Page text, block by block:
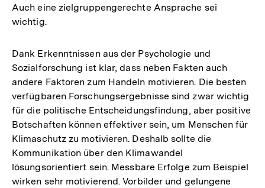
Auch eine zielgruppengerechte Ansprache sei
wichtig.
Dank Erkenntnissen aus der Psychologie und
Sozialforschung ist klar, dass neben Fakten auch
andere Faktoren zum Handeln motivieren. Die besten
verfügbaren Forschungsergebnisse sind zwar wichtig
für die politische Entscheidungsfindung, aber positive
Botschaften können effektiver sein, um Menschen für
Klimaschutz zu motivieren. Deshalb sollte die
Kommunikation über den Klimawandel
lösungsorientiert sein. Messbare Erfolge zum Beispiel
wirken sehr motivierend. Vorbilder und gelungene